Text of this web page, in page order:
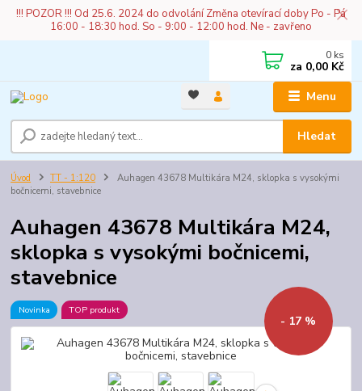
!!! POZOR !!! Od 25.6. 2024 do odvolání Změna otevírací doby Po - Pá
16:00 - 18:30 hod. So - 9:00 - 12:00 hod. Ne - zavřeno
Menu
Hledat
0 ks
za 0,00 Kč
Úvod TT - 1:120
Auhagen 43678 Multikára M24, sklopka s vysokými
bočnicemi, stavebnice
Auhagen 43678 Multikára M24,
sklopka s vysokými bočnicemi,
stavebnice
Novinka TOP produkt
- 17 %